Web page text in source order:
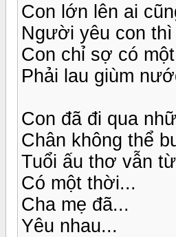
Con lớn lên ai
Người yêu con
Con chỉ sợ có
Phải lau giùm
Con đã đi qua
Chân không thể
Tuổi ấu thơ vẫn
Có một thời...
Cha mẹ đã...
Yêu nhau...